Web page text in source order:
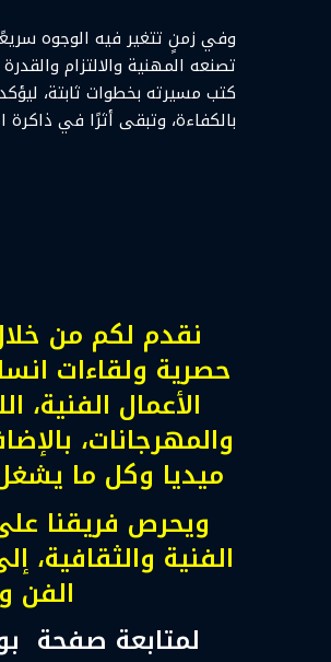
وفي زمنٍ تتغير فيه الوجوه
تصنعه المهنية والالتزام
كتب مسيرته بخطوات ثابتة،
بالكفاءة، وتبقى أثرًا في ذاكرة
نقدم لكم من
حصرية ولقاءات
الأعمال الفنية،
والمهرجانات،
ميديا وكل ما
ويحرص فريقنا
الفنية
الفن
لمتابعة صفحة